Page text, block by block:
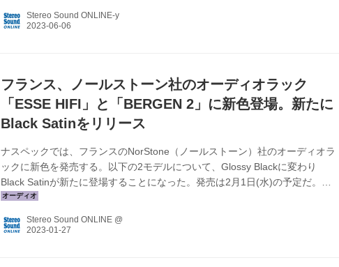
格￥27,000前後） 今回発表されたテレビボードは、近年のテレビの大型化に
Stereo Sound ONLINE-y
フランス、ノールストーン社のオーディオラック
「ESSE HIFI」と「BERGEN 2」に新色登場。新たに
Black Satinをリリース
ナスペックでは、フランスのNorStone（ノールストーン）社のオーディオラ
ックに新色を発売する。以下の2モデルについて、Glossy Blackに変わり
Black Satinが新たに登場することになった。発売は2月1日(水)の予定だ。
ESSE HIFI（Black satin/Black） ￥71,500（税込） BERGEN 2（Black
製ラックを中心とした豊富なラインナップを誇るオーディオ・アクセサリー
Stereo Sound ONLINE @